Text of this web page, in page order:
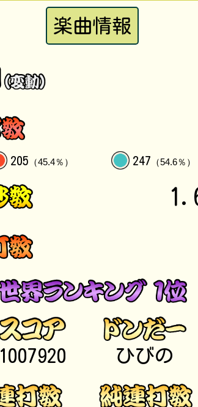
楽曲情報
205 （45.4％） 247 （54.6％）
1007920 ひびの